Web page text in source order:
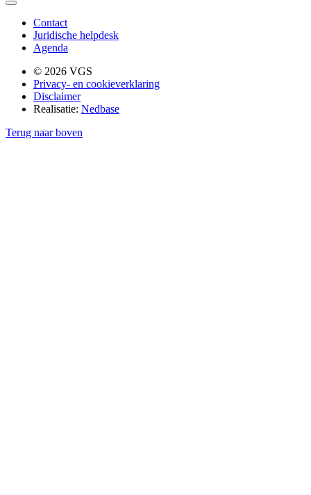
Contact
Juridische helpdesk
Agenda
© 2026 VGS
Privacy- en cookieverklaring
Disclaimer
Realisatie: Nedbase
Terug naar boven